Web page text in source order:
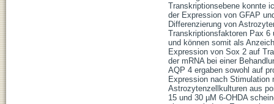
Transkriptionsebene konnte
der Expression von GFAP
Differenzierung von
Transkriptionsfaktoren Pax 6
und können somit als
Expression von Sox 2 auf
der mRNA bei einer
AQP 4 ergaben sowohl auf
Expression nach
Astrozytenzellkulturen aus
15 und 30 µM 6-OHDA